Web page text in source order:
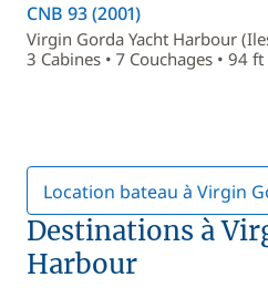
CNB 93 (2001)
Virgin Gorda Yacht Harbour
3 Cabines • 7 Couchages • 94 ft
Location bateau à Virgin
Destinations à
Harbour